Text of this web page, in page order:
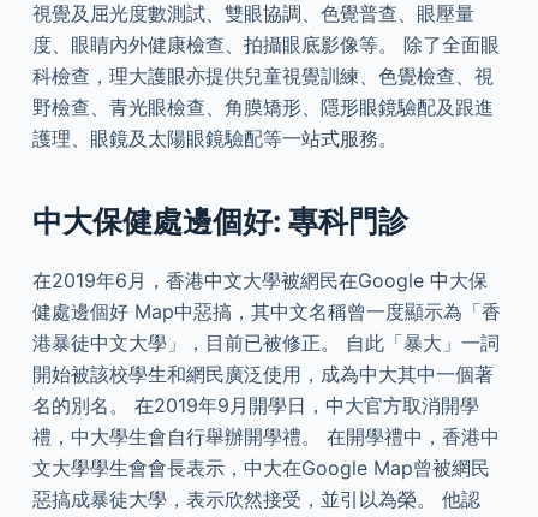
視覺及屈光度數測試、雙眼協調、色覺普查、眼壓量
度、眼睛內外健康檢查、拍攝眼底影像等。 除了全面眼
科檢查，理大護眼亦提供兒童視覺訓練、色覺檢查、視
野檢查、青光眼檢查、角膜矯形、隱形眼鏡驗配及跟進
護理、眼鏡及太陽眼鏡驗配等一站式服務。
中大保健處邊個好: 專科門診
在2019年6月，香港中文大學被網民在Google 中大保
健處邊個好 Map中惡搞，其中文名稱曾一度顯示為「香
港暴徒中文大學」，目前已被修正。 自此「暴大」一詞
開始被該校學生和網民廣泛使用，成為中大其中一個著
名的別名。 在2019年9月開學日，中大官方取消開學
禮，中大學生會自行舉辦開學禮。 在開學禮中，香港中
文大學學生會會長表示，中大在Google Map曾被網民
惡搞成暴徒大學，表示欣然接受，並引以為榮。 他認